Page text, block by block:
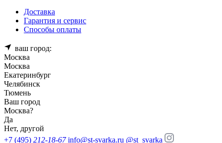
Доставка
Гарантия и сервис
Способы оплаты
ваш город:
Москва
Москва
Екатеринбург
Челябинск
Тюмень
Ваш город
Москва?
Да
Нет, другой
+7 (495) 212-18-67 info@st-svarka.ru @st_svarka